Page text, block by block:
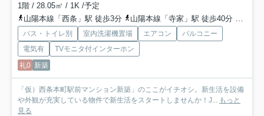
1階 / 28.05㎡ / 1K /予定
山陽本線「西条」駅 徒歩3分
山陽本線「寺家」駅 徒歩40分 山陽
バス・トイレ別 室内洗濯機置場 エアコン
バルコニー
電気有
TVモニタ付インターホン
礼0 新築
「仮）西条本町駅前マンション新築」のここがイチオシ。新生活を設備
や外観が充実している物件で新生活をスタートしませんか！J... もっと
見る